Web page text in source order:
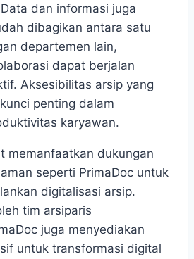
dan informasi juga
dibagikan antara satu
departemen lain,
dapat berjalan
Aksesibilitas arsip yang
penting dalam
karyawan.
memanfaatkan dukungan
seperti PrimaDoc untuk
digitalisasi arsip.
tim arsiparis
juga menyediakan
untuk transformasi digital